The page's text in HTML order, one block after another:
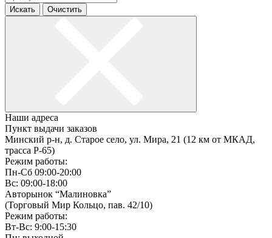
Искать Очистить
Наши адреса
Пункт выдачи заказов
Минский р-н, д. Старое село, ул. Мира, 21 (12 км от МКАД,
трасса P-65)
Режим работы:
Пн-Сб 09:00-20:00
Вс: 09:00-18:00
Авторынок “Малиновка”
(Торговый Мир Кольцо, пав. 42/10)
Режим работы:
Вт-Вс: 9:00-15:30